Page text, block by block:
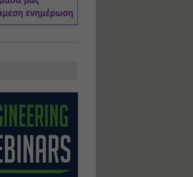
υλοποίηση
φωτοβολταϊκών
Τιμή από: €230.00
Διάρκεια: 16 ώρες
Αρχιτεκτονικός
Σχεδιασμός με το
Rhinoceros